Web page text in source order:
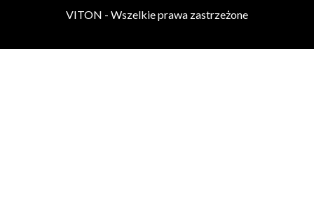
VITON - Wszelkie prawa zastrzeżone